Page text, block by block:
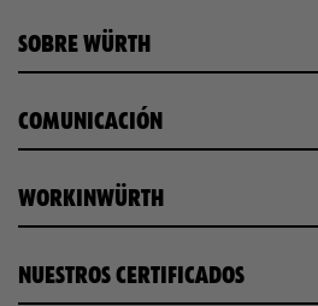
SOBRE WÜRTH
COMUNICACIÓN
WORKINWÜRTH
NUESTROS CERTIFICADOS